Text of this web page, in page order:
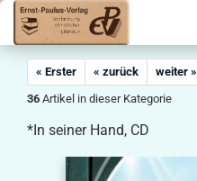
« Erster « zurück weiter »
36 Artikel in dieser Kategorie
*In seiner Hand, CD